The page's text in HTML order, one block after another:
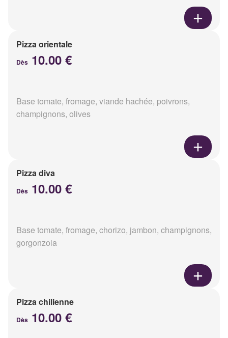
Pizza orientale
Dès 10.00 €
Base tomate, fromage, viande hachée, poivrons,
champignons, olives
Pizza diva
Dès 10.00 €
Base tomate, fromage, chorizo, jambon, champignons,
gorgonzola
Pizza chilienne
Dès 10.00 €